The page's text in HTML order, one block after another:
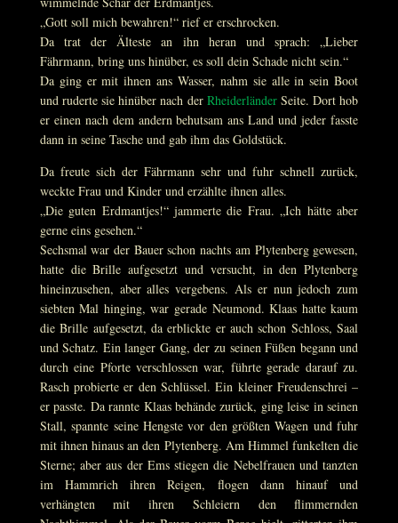
„Gott soll mich bewahren!“ rief er erschrocken.
Da trat der Älteste an ihn heran und sprach: „Lieber
Fährmann, bring uns hinüber, es soll dein Schade nicht sein.“
Da ging er mit ihnen ans Wasser, nahm sie alle in sein Boot
und ruderte sie hinüber nach der Rheiderländer Seite. Dort hob
er einen nach dem andern behutsam ans Land und jeder fasste
dann in seine Tasche und gab ihm das Goldstück.
Da freute sich der Fährmann sehr und fuhr schnell zurück,
weckte Frau und Kinder und erzählte ihnen alles.
„Die guten Erdmantjes!“ jammerte die Frau. „Ich hätte aber
gerne eins gesehen.“
Sechsmal war der Bauer schon nachts am Plytenberg gewesen,
hatte die Brille aufgesetzt und versucht, in den Plytenberg
hineinzusehen, aber alles vergebens. Als er nun jedoch zum
siebten Mal hinging, war gerade Neumond. Klaas hatte kaum
die Brille aufgesetzt, da erblickte er auch schon Schloss, Saal
und Schatz. Ein langer Gang, der zu seinen Füßen begann und
durch eine Pforte verschlossen war, führte gerade darauf zu.
Rasch probierte er den Schlüssel. Ein kleiner Freudenschrei –
er passte. Da rannte Klaas behände zurück, ging leise in seinen
Stall, spannte seine Hengste vor den größten Wagen und fuhr
mit ihnen hinaus an den Plytenberg. Am Himmel funkelten die
Sterne; aber aus der Ems stiegen die Nebelfrauen und tanzten
im Hammrich ihren Reigen, flogen dann hinauf und
verhängten mit ihren Schleiern den flimmernden